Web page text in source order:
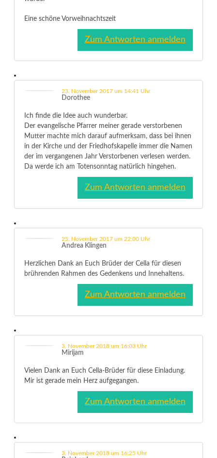
Eine schöne Vorweihnachtszeit
Zum Antworten anmelden
Dorothee
23. November 2017 um 14:41 Uhr
Ich finde die Idee auch wunderbar.
Der evangelische Pfarrer meiner gerade verstorbenen
Mutter machte mich darauf aufmerksam, dass bei ihnen
in der Kirche und der Friedhofskapelle immer die Namen
der im vergangenen Jahr Verstorbenen verlesen werden.
Da werde ich am Totensonntag natürlich hingehen.
Zum Antworten anmelden
Andrea Klingen
25. November 2017 um 22:00 Uhr
Herzlichen Dank an Euch Brüder der Cella für diesen
brührenden Rahmen des Gedenkens und Innehaltens.
Zum Antworten anmelden
Mirijam
3. November 2018 um 16:03 Uhr
Vielen Dank an Euch Cella-Brüder für diese Einladung.
Mir ist gerade mein Herz aufgegangen.
Zum Antworten anmelden
3. November 2018 um 16:25 Uhr